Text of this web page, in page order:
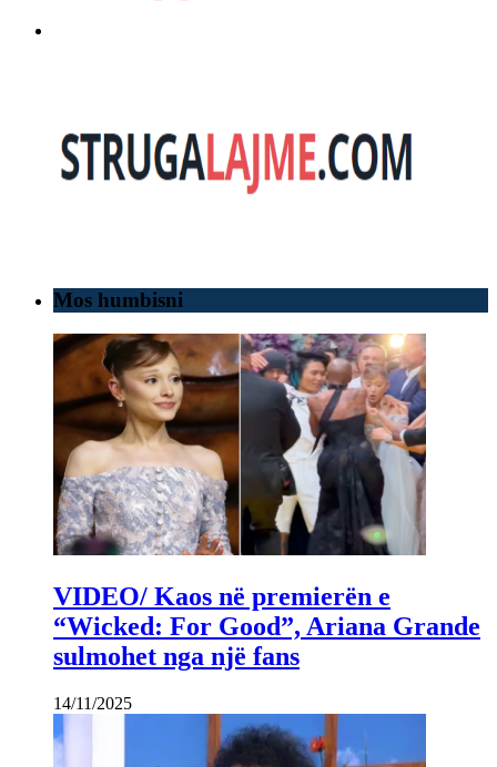
Mos humbisni
VIDEO/ Kaos në premierën e
“Wicked: For Good”, Ariana Grande
sulmohet nga një fans
14/11/2025